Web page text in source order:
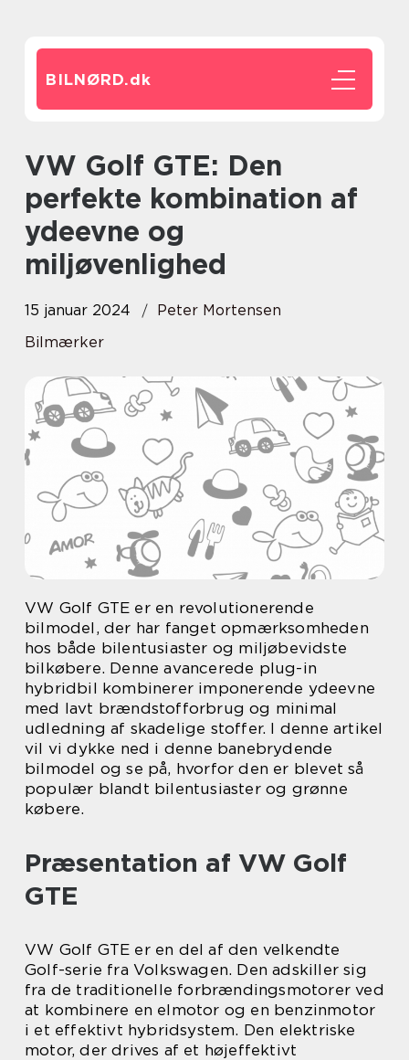
BILNØRD.dk
VW Golf GTE: Den
perfekte kombination af
ydeevne og
miljøvenlighed
15 januar 2024
Peter Mortensen
Bilmærker
VW Golf GTE er en revolutionerende
bilmodel, der har fanget opmærksomheden
hos både bilentusiaster og miljøbevidste
bilkøbere. Denne avancerede plug-in
hybridbil kombinerer imponerende ydeevne
med lavt brændstofforbrug og minimal
udledning af skadelige stoffer. I denne artikel
vil vi dykke ned i denne banebrydende
bilmodel og se på, hvorfor den er blevet så
populær blandt bilentusiaster og grønne
købere.
Præsentation af VW Golf
GTE
VW Golf GTE er en del af den velkendte
Golf-serie fra Volkswagen. Den adskiller sig
fra de traditionelle forbrændingsmotorer ved
at kombinere en elmotor og en benzinmotor
i et effektivt hybridsystem. Den elektriske
motor, der drives af et højeffektivt